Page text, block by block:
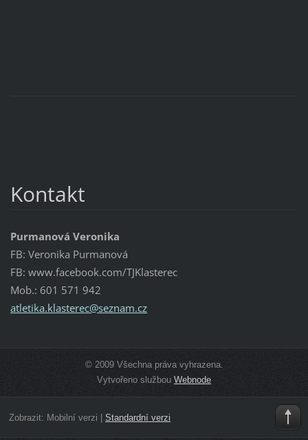
Kontakt
Purmanová Veronika
FB: Veronika Purmanová
FB: www.facebook.com/TJKlasterec
Mob.: 601 571 942
atletika.klasterec@seznam.cz
© 2009 Všechna práva vyhrazena.
Vytvořeno službouWebnode
Zobrazit: Mobilní verzi Standardní verzi